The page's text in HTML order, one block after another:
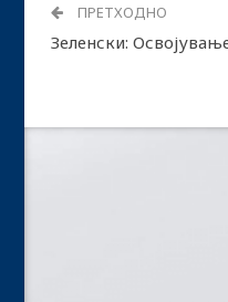
ПРЕТХОДНО
Зеленски: